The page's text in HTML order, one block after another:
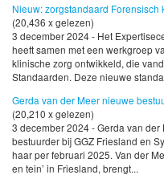
Nieuw: zorgstandaard Forensisch
(20,436 x gelezen)
3 december 2024 - Het
heeft samen met een werkgroep
klinische zorg ontwikkeld, die
Standaarden. Deze nieuwe
Gerda van der Meer nieuwe
(20,210 x gelezen)
3 december 2024 - Gerda van
bestuurder bij GGZ Friesland en
haar per februari 2025. Van der
en tein’ in Friesland, brengt...